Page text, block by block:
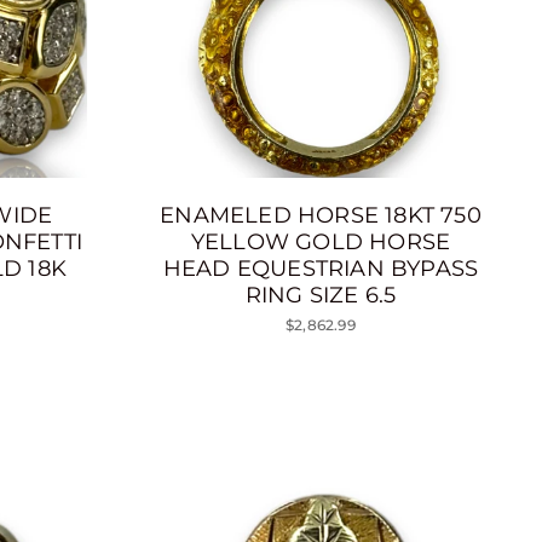
18K
ENAMELED HORSE 18KT 750
YELLOW GOLD HORSE
HEAD EQUESTRIAN BYPASS
RING SIZE 6.5
$2,862.99